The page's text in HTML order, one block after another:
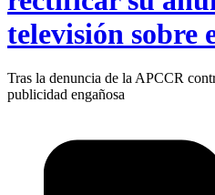
televisión sobre
Tras la denuncia de la APCCR
publicidad engañosa